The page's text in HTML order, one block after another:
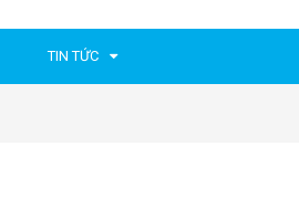
TIN TỨC